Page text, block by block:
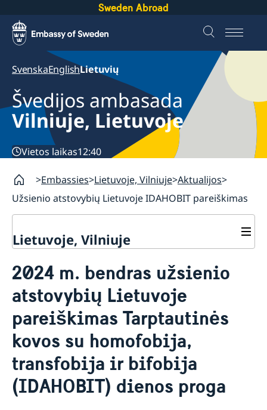
Sweden Abroad
SvenskaEnglishLietuvių
Švedijos ambasada
Vilniuje, Lietuvoje
Vietos laikas12:40
Embassies Lietuvoje, Vilniuje Aktualijos
Užsienio atstovybių Lietuvoje IDAHOBIT pareiškimas
Lietuvoje, Vilniuje
Naujienos
Šventinės dienos 2026
Užsienio atstovybių Lietuvoje IDAHOBIT
pareiškimas
Informacija keliaujantiems ir informacija apie
koronavirusą Švedijoje
Kontaktai
Apie mus
Ambasadorius
Laisvos darbo vietos
2024 m. bendras užsienio
atstovybių Lietuvoje
pareiškimas Tarptautinės
kovos su homofobija,
transfobija ir bifobija
(IDAHOBIT) dienos proga